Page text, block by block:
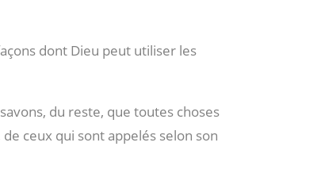
dont Dieu peut utiliser les
du reste, que toutes choses
ceux qui sont appelés selon son